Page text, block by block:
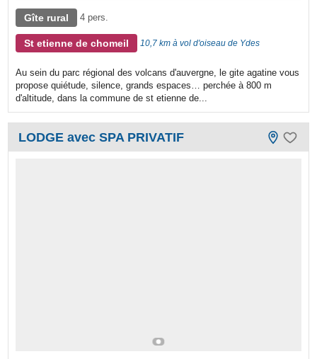
Gîte rural 4 pers.
St etienne de chomeil 10,7 km à vol d'oiseau de Ydes
Au sein du parc régional des volcans d'auvergne, le gite agatine vous
propose quiétude, silence, grands espaces… perchée à 800 m
d'altitude, dans la commune de st etienne de...
LODGE avec SPA PRIVATIF